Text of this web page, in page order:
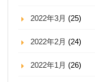
2022年3月 (25)
2022年2月 (24)
2022年1月 (26)